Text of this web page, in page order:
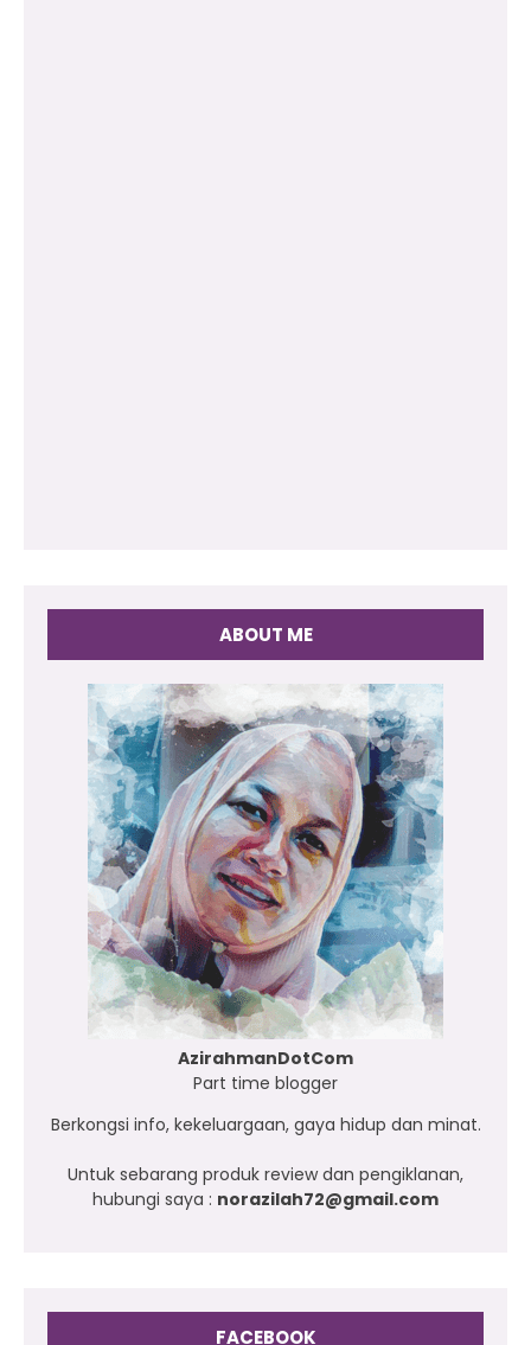
ABOUT ME
AzirahmanDotCom
Part time blogger
Berkongsi info, kekeluargaan, gaya hidup dan minat.
Untuk sebarang produk review dan pengiklanan,
hubungi saya : norazilah72@gmail.com
FACEBOOK